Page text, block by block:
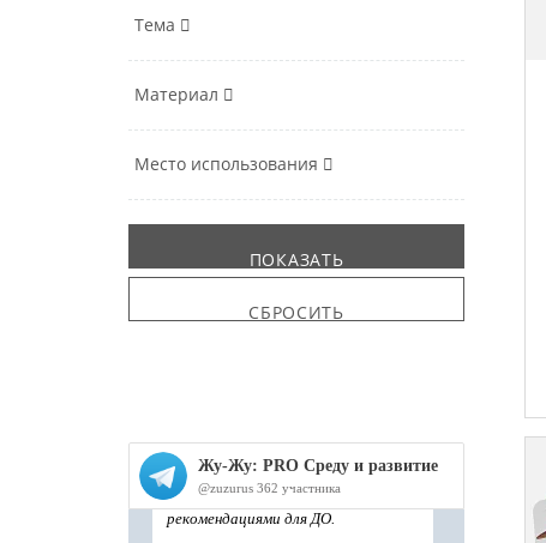
Тема
Материал
Место использования